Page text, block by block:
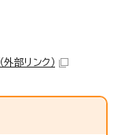
（外部リンク）